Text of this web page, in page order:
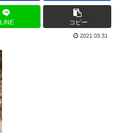
LINE コピー
2021.03.31